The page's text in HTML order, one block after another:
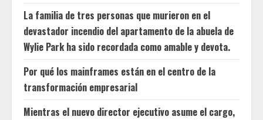
La familia de tres personas que murieron en el
devastador incendio del apartamento de la abuela de
Wylie Park ha sido recordada como amable y devota.
Por qué los mainframes están en el centro de la
transformación empresarial
Mientras el nuevo director ejecutivo asume el cargo,